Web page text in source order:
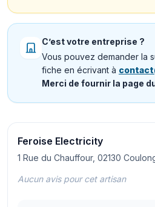
C’est votre entreprise ?
Vous pouvez demander la
fiche en écrivant à
Merci de fournir la page
Feroise Electricity
1 Rue du Chauffour, 02130
Aucun avis pour cet artisan